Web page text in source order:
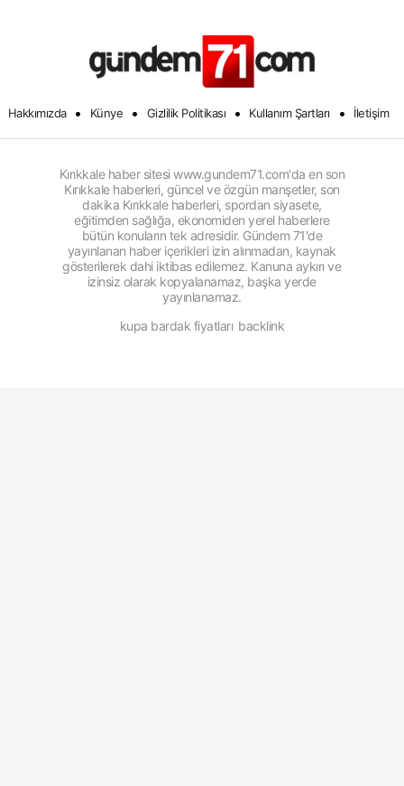
Hakkımızda • Künye • Gizlilik Politikası • Kullanım Şartları • İletişim
Kırıkkale haber sitesi www.gundem71.com'da en son
Kırıkkale haberleri, güncel ve özgün manşetler, son
dakika Kırıkkale haberleri, spordan siyasete,
eğitimden sağlığa, ekonomiden yerel haberlere
bütün konuların tek adresidir. Gündem 71'de
yayınlanan haber içerikleri izin alınmadan, kaynak
gösterilerek dahi iktibas edilemez. Kanuna aykırı ve
izinsiz olarak kopyalanamaz, başka yerde
yayınlanamaz.
kupa bardak fiyatları backlink